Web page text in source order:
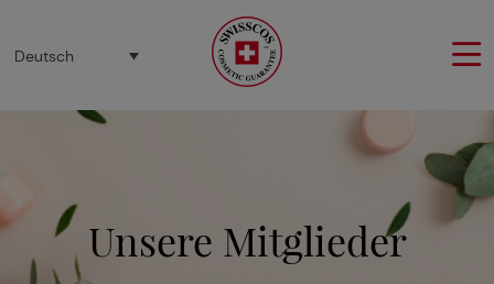
Deutsch
Unsere Mitglieder